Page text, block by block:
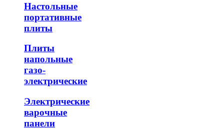
Настольные
портативные
плиты
Плиты
напольные
газо-
электрические
Электрические
варочные
панели